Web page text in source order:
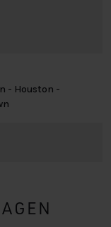
- Houston -